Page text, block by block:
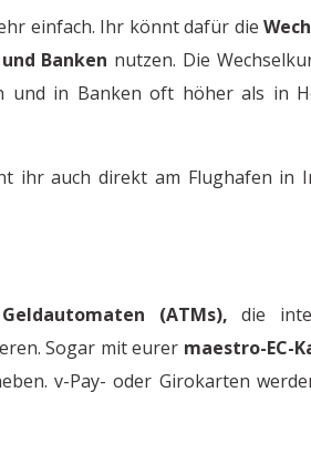
einfach. Ihr könnt dafür die
Banken nutzen. Die
und in Banken oft höher als in
ihr auch direkt am Flughafen in
(ATMs), die
Sogar mit eurer maestro-EC-
v-Pay- oder Girokarten